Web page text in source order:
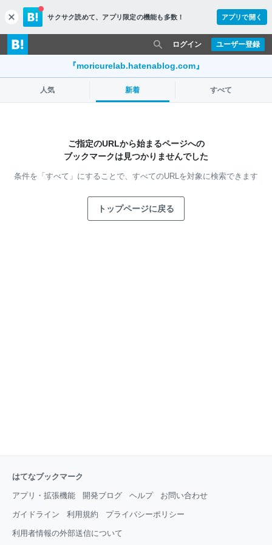
c
l
o
s
サクサク読めて、 アプリ限定の機能も多数！ アプリで開く
ユーザー登録
ログイン
『moricurelab.hatenablog.com』
人気 新着 すべて
ご指定のURLから始まるページへの
ブックマークは見つかりませんでした
条件を「すべて」にすることで、 すべてのURLを対象に検索できます
トップページに戻る
はてなブックマーク
アプリ・拡張機能 開発ブログ ヘルプ お問い合わせ
ガイドライン 利用規約 プライバシーポリシー
利用者情報の外部送信について